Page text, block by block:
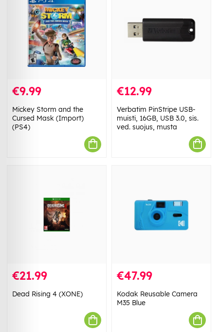
€9.99
Mickey Storm and the
Cursed Mask (Import)
(PS4)
€12.99
Verbatim PinStripe USB-
muisti, 16GB, USB 3.0, sis.
ved. suojus, musta
€21.99
Dead Rising 4 (XONE)
€47.99
Kodak Reusable Camera
M35 Blue